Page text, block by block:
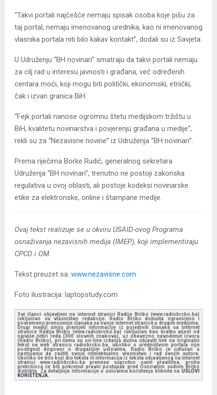
“Takvi portali najčešće nemaju spisak osoba koje pišu za
taj portal, nemaju imenovanog urednika, kao ni imenovanog
vlasnika portala niti bilo kakav kontakt”, dodali su iz Savjeta.
U Udruženju “BH novinari” smatraju da takvi portali nemaju
za cilj rad u interesu javnosti i građana, već određenih
centara moći, koji mogu biti politički, ekonomski, etnički,
čak i izvan granica BiH.
“Fejk portali nanose ogromnu štetu medijskom tržištu u
BiH, kvalitetu novinarstva i povjerenju građana u medije”,
rekli su za “Nezavisne novine” iz Udruženja “BH novinari”.
Prema riječima Borke Rudić, generalnog sekretara
Udruženja “BH novinari”, trenutno ne postoji zakonska
regulativa u ovoj oblasti, ali postoje kodeksi novinarske
etike za elektronske, online i štampane medije.
Ovaj tekst realizuje se u okviru USAID-ovog Programa
osnaživanja nezavisnih medija (IMEP), koji implementiraju
CPCD i OM.
Tekst preuzet sa: www.nezavisne.com
Foto ilustracija: laptopstudy.com
Svi članci objavljeni na internet stranici Radija Brčko (www.radiobrcko.ba)
isključivo su vlasništvo redakcije. Radio Brčko dopušta ograničeno i
povremeno prenošenje članaka sa svoje internet stranice u drugim medijima.
Drugi mediji smiju prenijeti informacije iz pojedinih članaka sa Internet
stranice Radija Brčko (www.radiobrcko.ba) isključivo kao kratku vijest od
najviše četiri reda (300 slovnih znakova), uz obavezno navođenje izvora
(Radio Brčko), pri čemu su on-line izdanja dužna objaviti link na originalni
tekst na web stranicu radiobrcko.ba, ukoliko s uredništvom portala nije
postignut dogovor o drugačijim uslovima. Radio Brčko je odlučan u
nastojanju da zaštiti svoje intelektualno vlasništvo i rad svojih autora.
Ukoliko se bilo koji dio teksta ili informacija iz teksta objavljenog na internet
stranici www.radiobrcko.ba prenese suprotno ovim pravilima, protiv
prekršioca će biti pokrenut pravni postupak pred Osnovnim sudom Brčko
distrikta. Za detaljnije informacije o uslovima korištenja kliknite na USLOVI
KORIŠTENJA.